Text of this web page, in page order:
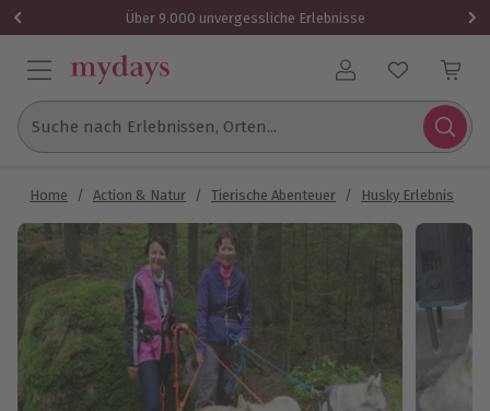
Über 9.000 unvergessliche Erlebnisse
Benutzerkonto
Suche nach Erlebnissen, Orten...
Home / Action & Natur / Tierische Abenteuer / Husky Erlebnis